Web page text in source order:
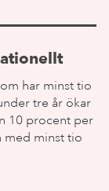
har minst tio
tre år ökar
10 procent per
med minst tio